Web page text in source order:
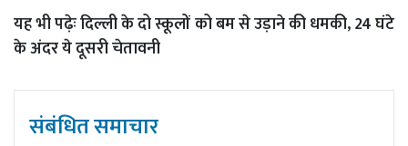
यह भी पढ़ेःदिल्ली के दो स्कूलों को बम से उड़ाने की धमकी, 24 घंटे
के अंदर ये दूसरी चेतावनी
संबंधित समाचार